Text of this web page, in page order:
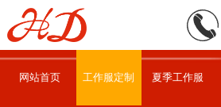
网站首页 工作服定制 夏季工作服